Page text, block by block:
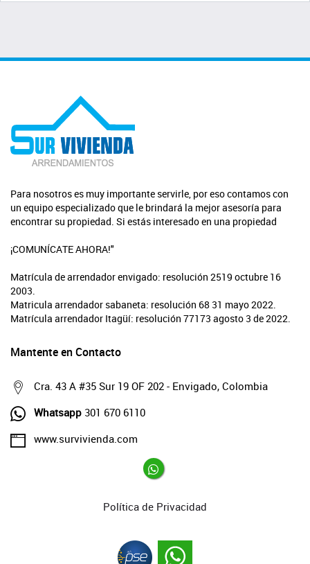
Para nosotros es muy importante servirle, por eso contamos con
un equipo especializado que le brindará la mejor asesoría para
encontrar su propiedad. Si estás interesado en una propiedad
¡COMUNÍCATE AHORA!"
Matrícula de arrendador envigado: resolución 2519 octubre 16
2003.
Matricula arrendador sabaneta: resolución 68 31 mayo 2022.
Matrícula arrendador Itagüí: resolución 77173 agosto 3 de 2022.
Mantente en Contacto
Cra. 43 A #35 Sur 19 OF 202 - Envigado, Colombia
Whatsapp 301 670 6110
www.survivienda.com
Política de Privacidad